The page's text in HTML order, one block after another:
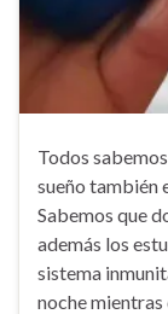
Todos
sueño también
Sabemos que
además los
sistema
noche